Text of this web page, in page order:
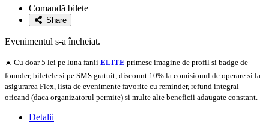
favoriteComandă bilete
Share
Evenimentul s-a încheiat.
☀️ Cu doar 5 lei pe luna fanii ELITE primesc imagine de profil si badge de
founder, biletele si pe SMS gratuit, discount 10% la comisionul de operare si la
asigurarea Flex, lista de evenimente favorite cu reminder, refund integral
oricand (daca organizatorul permite) si multe alte beneficii adaugate constant.
Detalii